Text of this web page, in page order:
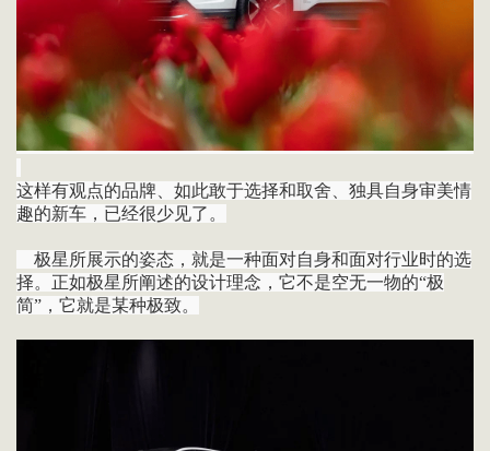
这样有观点的品牌、如此敢于选择和取舍、独具自身审美情
趣的新车，已经很少见了。
极星所展示的姿态，就是一种面对自身和面对行业时的选
择。正如极星所阐述的设计理念，它不是空无一物的“极
简”，它就是某种极致。